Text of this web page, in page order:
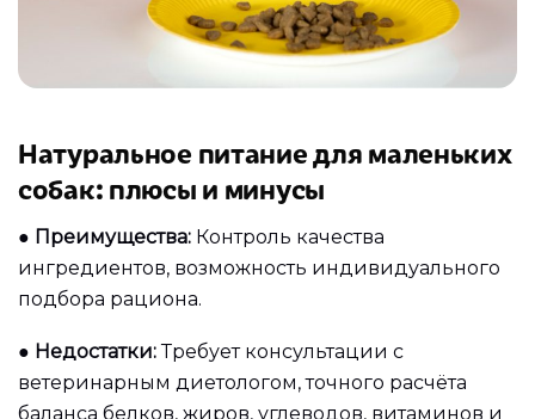
Натуральное питание для маленьких
собак: плюсы и минусы
● Преимущества: Контроль качества
ингредиентов, возможность индивидуального
подбора рациона.
● Недостатки:Требует консультации с
ветеринарным диетологом, точного расчёта
баланса белков, жиров, углеводов, витаминов и